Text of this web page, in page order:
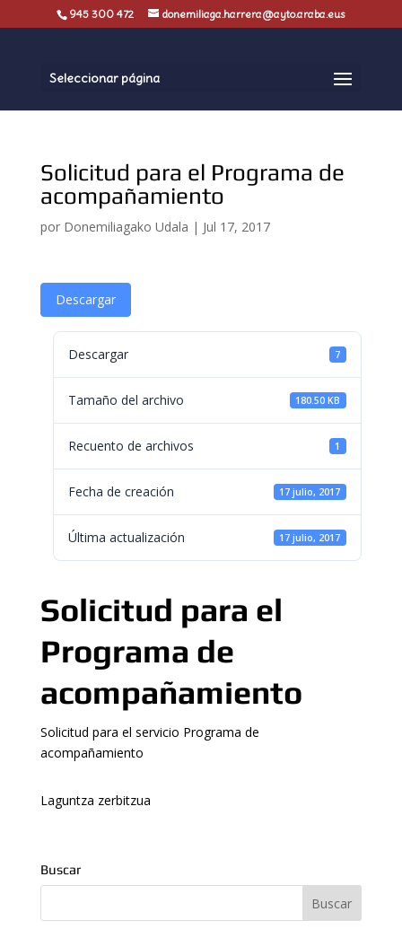
945 300 472 donemiliaga.harrera@ayto.araba.eus
Seleccionar página
Solicitud para el Programa de
acompañamiento
por Donemiliagako Udala | Jul 17, 2017
Descargar
Descargar 7
Tamaño del archivo 180.50 KB
Recuento de archivos 1
Fecha de creación 17 julio, 2017
Última actualización 17 julio, 2017
Solicitud para el
Programa de
acompañamiento
Solicitud para el servicio Programa de
acompañamiento
Laguntza zerbitzua
Buscar